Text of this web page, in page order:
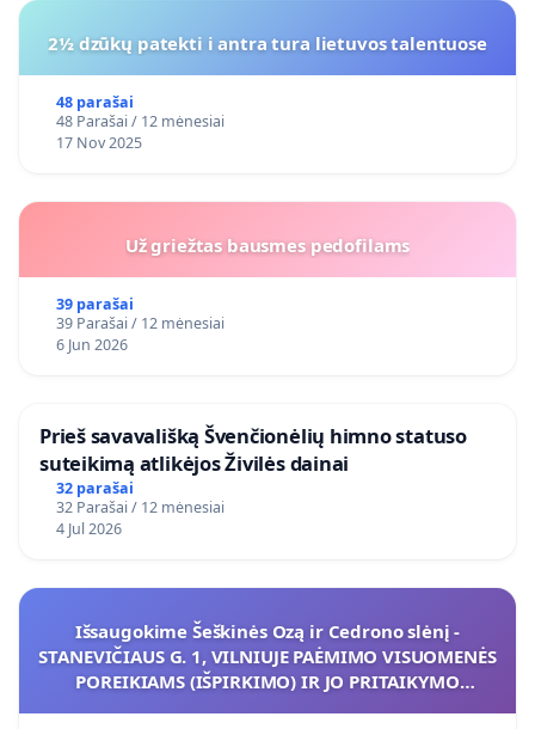
2½ dzūkų patekti i antra tura lietuvos talentuose
48 parašai
48 Parašai / 12 mėnesiai
17 Nov 2025
Už griežtas bausmes pedofilams
39 parašai
39 Parašai / 12 mėnesiai
6 Jun 2026
​Prieš savavališką Švenčionėlių himno statuso
suteikimą atlikėjos Živilės dainai
32 parašai
32 Parašai / 12 mėnesiai
4 Jul 2026
Išsaugokime Šeškinės Ozą ir Cedrono slėnį -
STANEVIČIAUS G. 1, VILNIUJE PAĖMIMO VISUOMENĖS
POREIKIAMS (IŠPIRKIMO) IR JO PRITAIKYMO